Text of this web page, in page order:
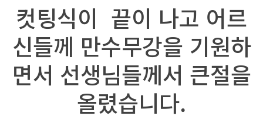
컷팅식이 끝이 나고 어르
신들께 만수무강을 기원하
면서 선생님들께서 큰절을
올렸습니다.